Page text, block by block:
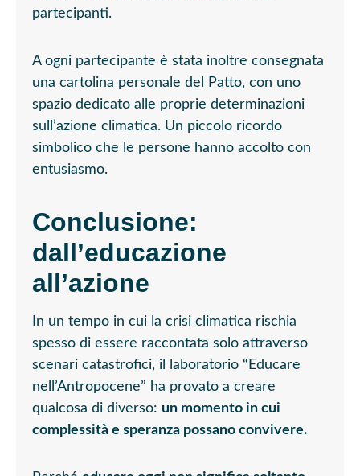
partecipanti.
A ogni partecipante è stata inoltre consegnata
una cartolina personale del Patto, con uno
spazio dedicato alle proprie determinazioni
sull’azione climatica. Un piccolo ricordo
simbolico che le persone hanno accolto con
entusiasmo.
Conclusione:
dall’educazione
all’azione
In un tempo in cui la crisi climatica rischia
spesso di essere raccontata solo attraverso
scenari catastrofici, il laboratorio “Educare
nell’Antropocene” ha provato a creare
qualcosa di diverso: un momento in cui
complessità e speranza possano convivere.